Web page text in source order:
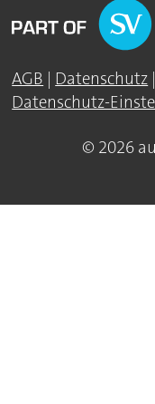
AGB Datenschutz
Datenschutz-
© 2026